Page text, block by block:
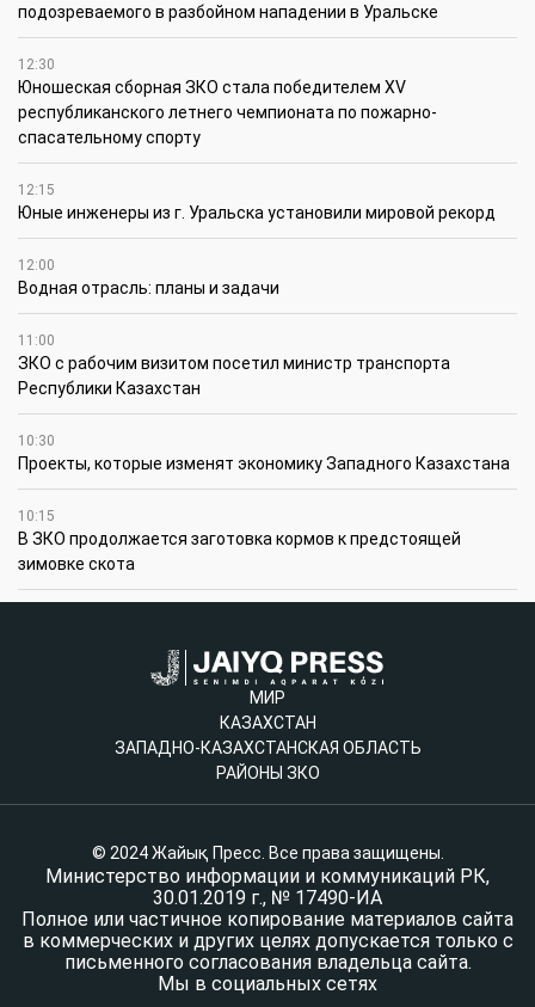
подозреваемого в разбойном нападении в Уральске
12:30
Юношеская сборная ЗКО стала победителем XV
республиканского летнего чемпионата по пожарно-
спасательному спорту
12:15
Юные инженеры из г. Уральска установили мировой рекорд
12:00
Водная отрасль: планы и задачи
11:00
ЗКО с рабочим визитом посетил министр транспорта
Республики Казахстан
10:30
Проекты, которые изменят экономику Западного Казахстана
10:15
В ЗКО продолжается заготовка кормов к предстоящей
зимовке скота
МИР
КАЗАХСТАН
ЗАПАДНО-КАЗАХСТАНСКАЯ ОБЛАСТЬ
РАЙОНЫ ЗКО
© 2024 Жайық Пресс. Все права защищены.
Министерство информации и коммуникаций РК,
30.01.2019 г., № 17490-ИА
Полное или частичное копирование материалов сайта
в коммерческих и других целях допускается только с
письменного согласования владельца сайта.
Мы в социальных сетях